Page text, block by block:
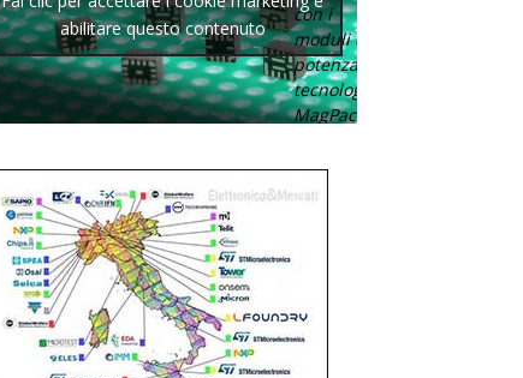
con i
moduli di
potenza con
tecnologia
MagPack.
abilitare questo contenuto